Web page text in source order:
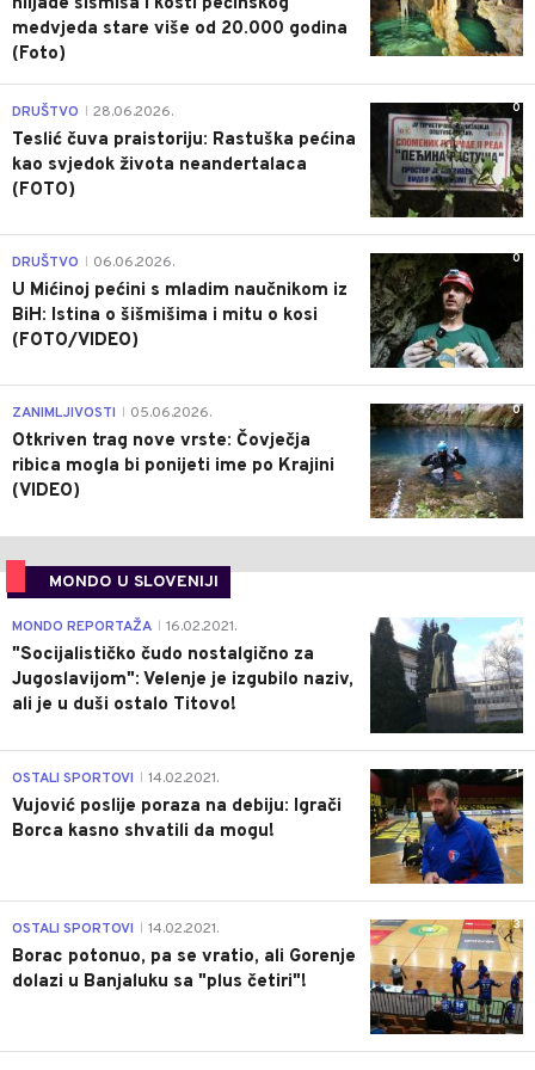
medvjeda stare više od 20.000 godina
(Foto)
0
DRUŠTVO 28.06.2026.
Teslić čuva praistoriju: Rastuška pećina
kao svjedok života neandertalaca
(FOTO)
0
DRUŠTVO 06.06.2026.
U Mićinoj pećini s mladim naučnikom iz
BiH: Istina o šišmišima i mitu o kosi
(FOTO/VIDEO)
0
ZANIMLJIVOSTI 05.06.2026.
Otkriven trag nove vrste: Čovječja
ribica mogla bi ponijeti ime po Krajini
(VIDEO)
MONDO U SLOVENIJI
4
MONDO REPORTAŽA 16.02.2021.
"Socijalističko čudo nostalgično za
Jugoslavijom": Velenje je izgubilo naziv,
ali je u duši ostalo Titovo!
1
OSTALI SPORTOVI 14.02.2021.
Vujović poslije poraza na debiju: Igrači
Borca kasno shvatili da mogu!
3
OSTALI SPORTOVI 14.02.2021.
Borac potonuo, pa se vratio, ali Gorenje
dolazi u Banjaluku sa "plus četiri"!